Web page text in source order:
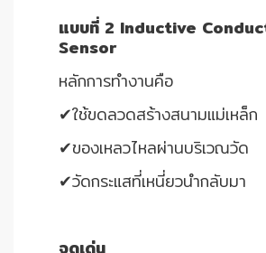
แบบที่ 2 Inductive
Sensor
หลักการทำงานคือ
✔ใช้ขดลวดสร้างสนามแม่เหล็ก
✔ของเหลวไหลผ่านบริเวณวัด
✔วัดกระแสที่เหนี่ยวนำกลับมา